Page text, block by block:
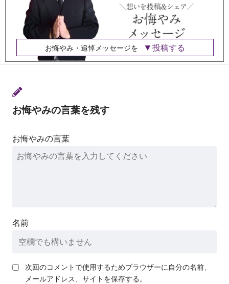
お悔やみ・追悼メッセージを 投稿する
お悔やみの言葉を残す
お悔やみの言葉
名前
次回のコメントで使用するためブラウザーに自分の名前、
メールアドレス、サイトを保存する。